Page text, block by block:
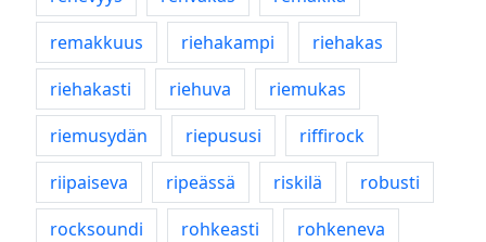
remakkuus
riehakampi
riehakas
riehakasti
riehuva
riemukas
riemusydän
riepususi
riffirock
riipaiseva
ripeässä riskilä
robusti
rocksoundi
rohkeasti
rohkeneva